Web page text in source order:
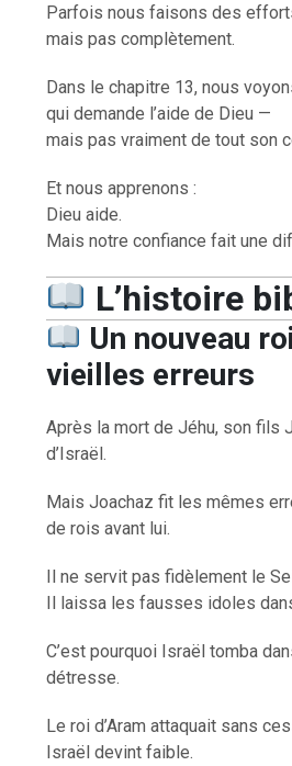
Parfois nous faisons des
mais pas complètement.
Dans le chapitre 13, nous
qui demande l’aide de Dieu —
mais pas vraiment de tout son
Et nous apprenons :
Dieu aide.
Mais notre confiance fait une
L’histoire
Un nouveau
vieilles erreurs
Après la mort de Jéhu, son fils
d’Israël.
Mais Joachaz fit les mêmes
de rois avant lui.
Il ne servit pas fidèlement le
Il laissa les fausses idoles
C’est pourquoi Israël tomba
détresse.
Le roi d’Aram attaquait sans
Israël devint faible.